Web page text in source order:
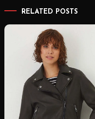
příspěvek
RELATED POSTS